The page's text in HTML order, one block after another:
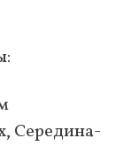
Середина-